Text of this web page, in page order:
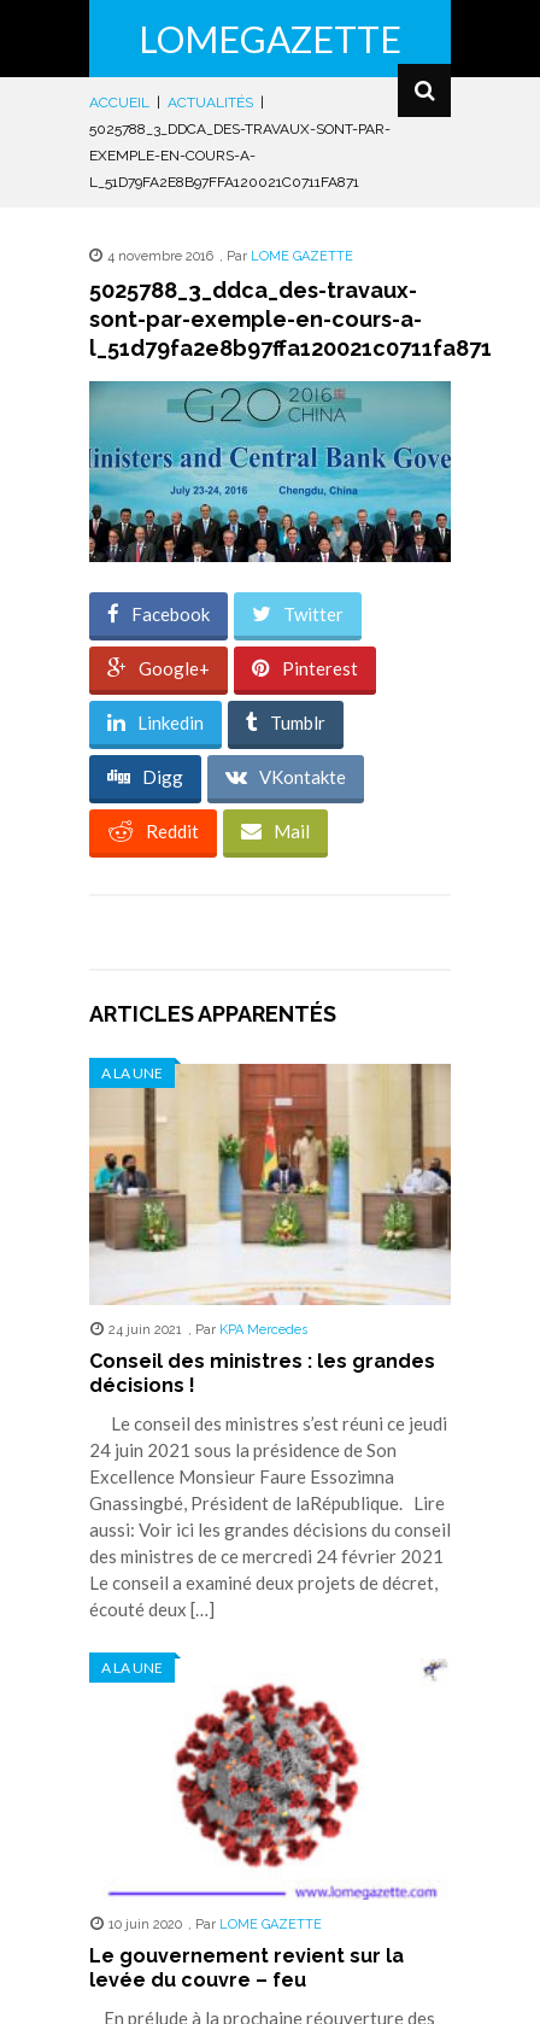
LOMEGAZETTE
ACCUEIL ACTUALITÉS
5025788_3_DDCA_DES-TRAVAUX-SONT-PAR-
EXEMPLE-EN-COURS-A-
L_51D79FA2E8B97FFA120021C0711FA871
4 novembre 2016 , Par LOME GAZETTE
5025788_3_ddca_des-travaux-
sont-par-exemple-en-cours-a-
l_51d79fa2e8b97ffa120021c0711fa871
Facebook Twitter
Google+ Pinterest
Linkedin Tumblr
Digg VKontakte
Reddit Mail
ARTICLES APPARENTÉS
A LA UNE
24 juin 2021 , Par KPA Mercedes
Conseil des ministres : les grandes
décisions !
Le conseil des ministres s’est réuni ce jeudi
24 juin 2021 sous la présidence de Son
Excellence Monsieur Faure Essozimna
Gnassingbé, Président de laRépublique. Lire
aussi: Voir ici les grandes décisions du conseil
des ministres de ce mercredi 24 février 2021
Le conseil a examiné deux projets de décret,
écouté deux […]
A LA UNE
10 juin 2020 , Par LOME GAZETTE
Le gouvernement revient sur la
levée du couvre – feu
En prélude à la prochaine réouverture des